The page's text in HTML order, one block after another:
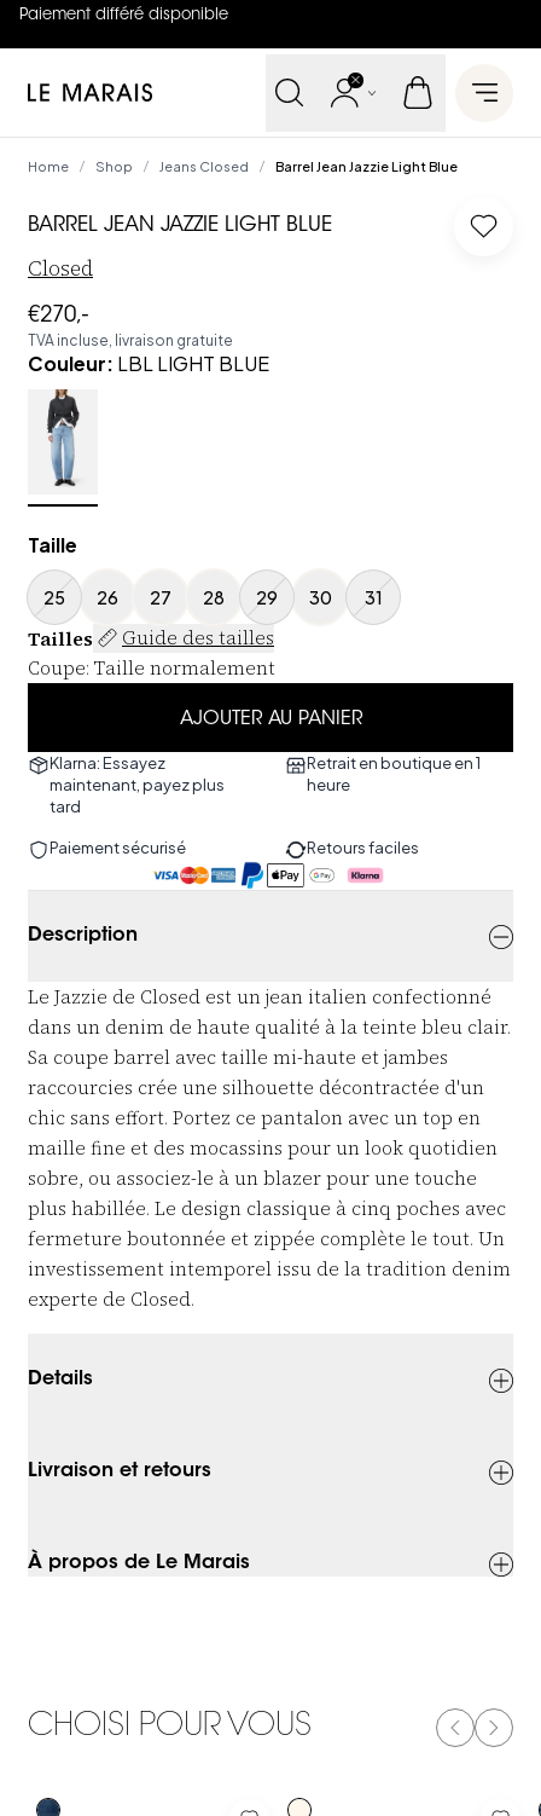
Paiement différé disponible
4.8 sur5 (42 Avis
Le Marais Open
Home / Shop / Jeans Closed / Barrel Jean Jazzie Light Blue
BARREL JEAN JAZZIE LIGHT BLUE Log in
Closed
€270,-
TVA incluse, livraison gratuite
Couleur: LBL LIGHT BLUE
Taille
25 26 27 28 29 30 31
Tailles
Guide des tailles
Coupe: Taille normalement
AJOUTER AU PANIER
Klarna: Essayez
maintenant, payez plus
tard
Retrait en boutique en 1
heure
Paiement sécurisé Retours faciles
Description
Le Jazzie de Closed est un jean italien confectionné
dans un denim de haute qualité à la teinte bleu clair.
Sa coupe barrel avec taille mi-haute et jambes
raccourcies crée une silhouette décontractée d'un
chic sans effort. Portez ce pantalon avec un top en
maille fine et des mocassins pour un look quotidien
sobre, ou associez-le à un blazer pour une touche
plus habillée. Le design classique à cinq poches avec
fermeture boutonnée et zippée complète le tout. Un
investissement intemporel issu de la tradition denim
experte de Closed.
Details
Livraison et retours
À propos de Le Marais
CHOISI POUR VOUS